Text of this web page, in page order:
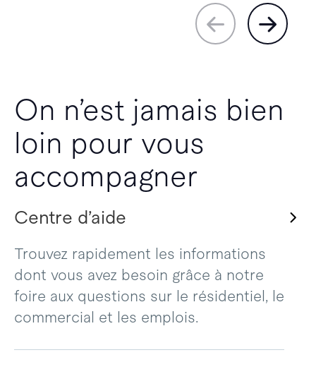
On n’est jamais bien
loin pour vous
accompagner
Centre d’aide
Trouvez rapidement les informations
dont vous avez besoin grâce à notre
foire aux questions sur le résidentiel, le
commercial et les emplois.